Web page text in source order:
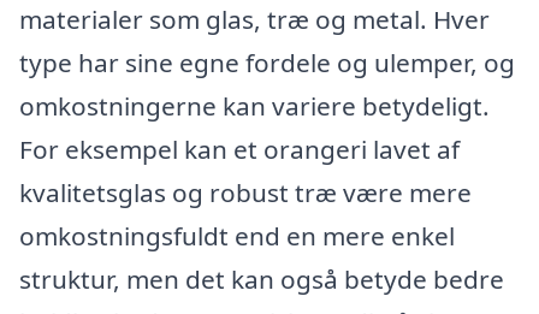
materialer som glas, træ og metal. Hver
type har sine egne fordele og ulemper, og
omkostningerne kan variere betydeligt.
For eksempel kan et orangeri lavet af
kvalitetsglas og robust træ være mere
omkostningsfuldt end en mere enkel
struktur, men det kan også betyde bedre